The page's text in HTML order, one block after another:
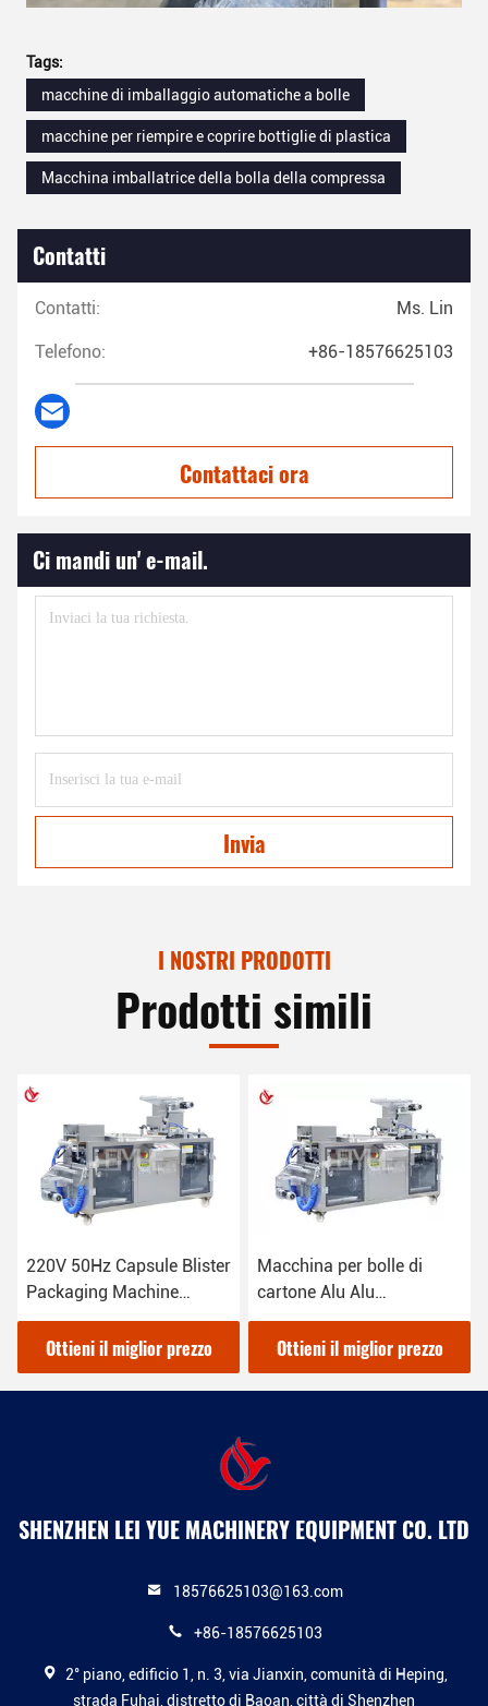
Tags:
macchine di imballaggio automatiche a bolle
macchine per riempire e coprire bottiglie di plastica
Macchina imballatrice della bolla della compressa
Contatti
Contatti: Ms. Lin
Telefono: +86-18576625103
Contattaci ora
Ci mandi un' e-mail.
Invia
I NOSTRI PRODOTTI
Prodotti simili
220V 50Hz Capsule Blister
Packaging Machine
Blistering nell'industria
farmaceutica
Ottieni il miglior prezzo
Macchina per bolle di
cartone Alu Alu
personalizzata per
sigillamento di capsule
dure
Ottieni il miglior prezzo
SHENZHEN LEI YUE MACHINERY EQUIPMENT CO. LTD
18576625103@163.com
+86-18576625103
2° piano, edificio 1, n. 3, via Jianxin, comunità di Heping,
strada Fuhai, distretto di Baoan, città di Shenzhen